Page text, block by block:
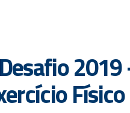
2019
Físico